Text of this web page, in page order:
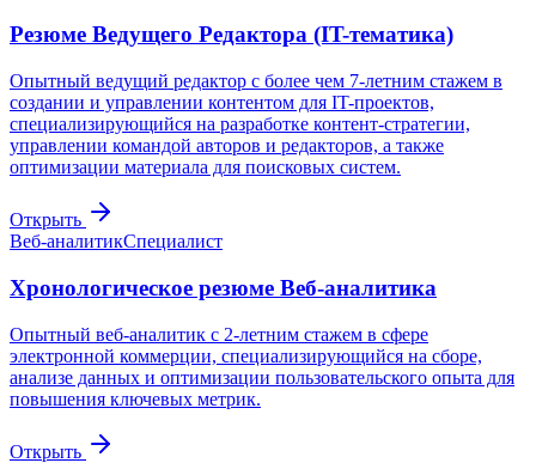
Резюме Ведущего Редактора (IT-тематика)
Опытный ведущий редактор с более чем 7-летним стажем в
создании и управлении контентом для IT-проектов,
специализирующийся на разработке контент-стратегии,
управлении командой авторов и редакторов, а также
оптимизации материала для поисковых систем.
Открыть
Веб-аналитикСпециалист
Хронологическое резюме Веб-аналитика
Опытный веб-аналитик с 2-летним стажем в сфере
электронной коммерции, специализирующийся на сборе,
анализе данных и оптимизации пользовательского опыта для
повышения ключевых метрик.
Открыть